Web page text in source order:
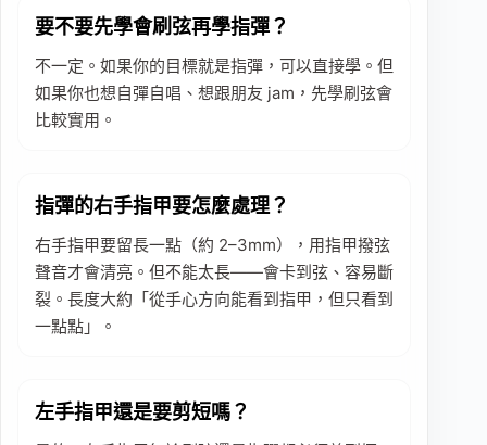
要不要先學會刷弦再學指彈？
不一定。如果你的目標就是指彈，可以直接學。但
如果你也想自彈自唱、想跟朋友 jam，先學刷弦會
比較實用。
指彈的右手指甲要怎麼處理？
右手指甲要留長一點（約 2–3mm），用指甲撥弦
聲音才會清亮。但不能太長——會卡到弦、容易斷
裂。長度大約「從手心方向能看到指甲，但只看到
一點點」。
左手指甲還是要剪短嗎？